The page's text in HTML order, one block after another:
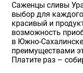
Саженцы сливы
выбор для
красивый и
возможность
в Южно-
преимуществами
Платите раз –